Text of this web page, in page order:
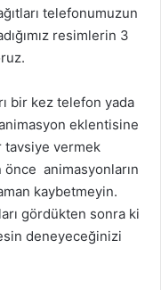
telefonumuzun
resimlerin 3
bir kez telefon yada
eklentisine
tavsiye vermek
animasyonların
kaybetmeyin.
gördükten sonra ki
deneyeceğinizi